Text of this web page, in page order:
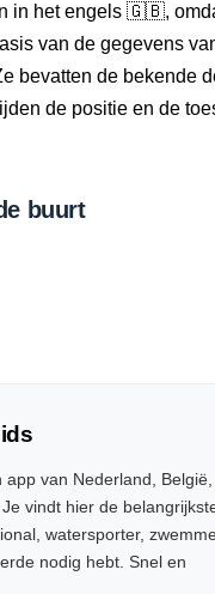
in het engels 🇬🇧,
van de gegevens
bevatten de bekende
de positie en de
buurt
van Nederland, België,
vindt hier de
watersporter,
nodig hebt. Snel en